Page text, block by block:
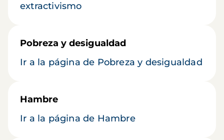
extractivismo
Pobreza y desigualdad
Ir a la página de Pobreza y desigualdad
Hambre
Ir a la página de Hambre